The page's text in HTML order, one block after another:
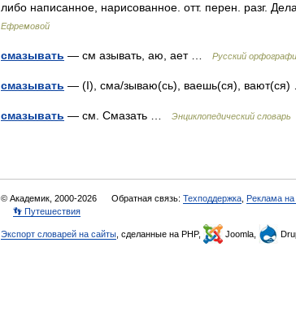
либо написанное, нарисованное. отт. перен. разг.
Ефремовой
смазывать — см азывать, аю, ает … Русский
смазывать — (I), сма/зываю(сь), ваешь(ся),
смазывать — см. Смазать … Энциклопедический словарь
© Академик, 2000-2026 Обратная связь: Техподдержка Реклама на
👣 Путешествия
Экспорт словарей на сайты , сделанные на PHP, Joomla,